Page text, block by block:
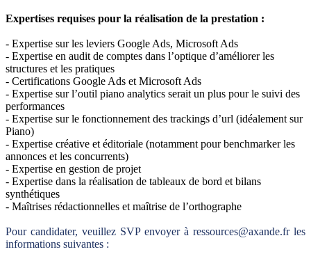
Expertises requises pour la réalisation de la prestation :
- Expertise sur les leviers Google Ads, Microsoft Ads
- Expertise en audit de comptes dans l’optique d’améliorer les
structures et les pratiques
- Certifications Google Ads et Microsoft Ads
- Expertise sur l’outil piano analytics serait un plus pour le suivi des
performances
- Expertise sur le fonctionnement des trackings d’url (idéalement sur
Piano)
- Expertise créative et éditoriale (notamment pour benchmarker les
annonces et les concurrents)
- Expertise en gestion de projet
- Expertise dans la réalisation de tableaux de bord et bilans
synthétiques
- Maîtrises rédactionnelles et maîtrise de l’orthographe
Pour candidater, veuillez SVP envoyer à ressources@axande.fr les
informations suivantes :